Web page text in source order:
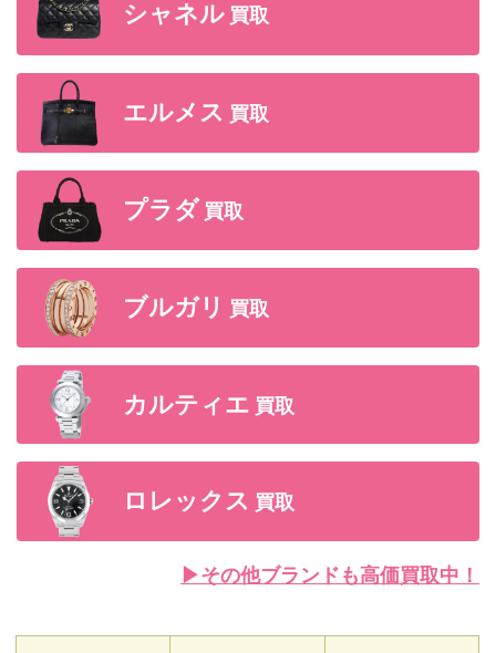
シャネル 買取
エルメス 買取
プラダ 買取
ブルガリ 買取
カルティエ 買取
ロレックス 買取
▶︎その他ブランドも高価買取中！